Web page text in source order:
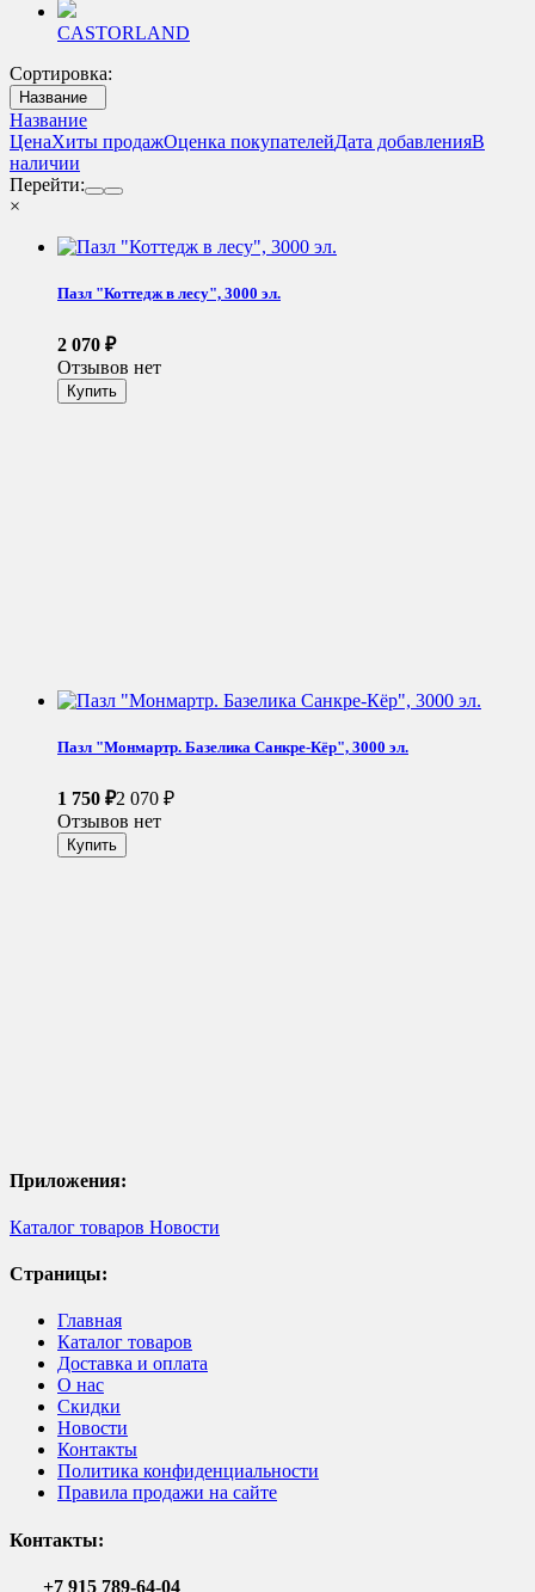
CASTORLAND
Сортировка:
Название
Название
ЦенаХиты продажОценка покупателейДата добавленияВ
наличии
Перейти:
×
Пазл "Коттедж в лесу", 3000 эл.
2 070 ₽
Отзывов нет
Пазл "Монмартр. Базелика Санкре-Кёр", 3000 эл.
1 750 ₽2 070 ₽
Отзывов нет
Приложения:
Каталог товаров Новости
Страницы:
Главная
Каталог товаров
Доставка и оплата
О нас
Скидки
Новости
Контакты
Политика конфиденциальности
Правила продажи на сайте
Контакты:
+7 915 789-64-04